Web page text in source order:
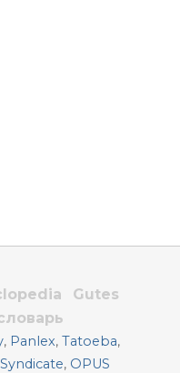
Gutes
, Panlex,Tatoeba,
, OPUS